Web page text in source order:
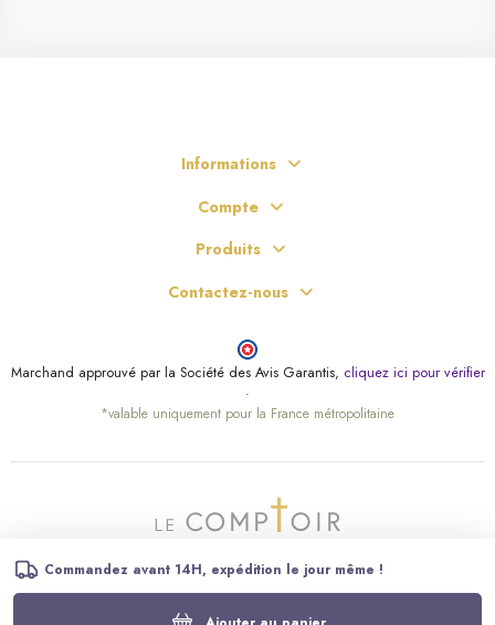
Commandez avant 14H, expédition le jour même !
(5 avis)
Informations
Compte
Produits
Contactez-nous
Marchand approuvé par la Société des Avis Garantis, cliquez ici pour vérifier
.
*valable uniquement pour la France métropolitaine